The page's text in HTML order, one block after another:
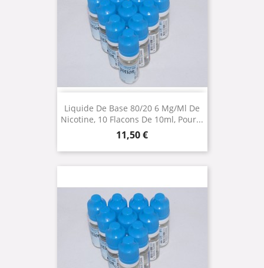
Liquide De Base 80/20 6 Mg/ml De
Nicotine, 10 Flacons De 10ml, Pour...
Prix
11,50 €